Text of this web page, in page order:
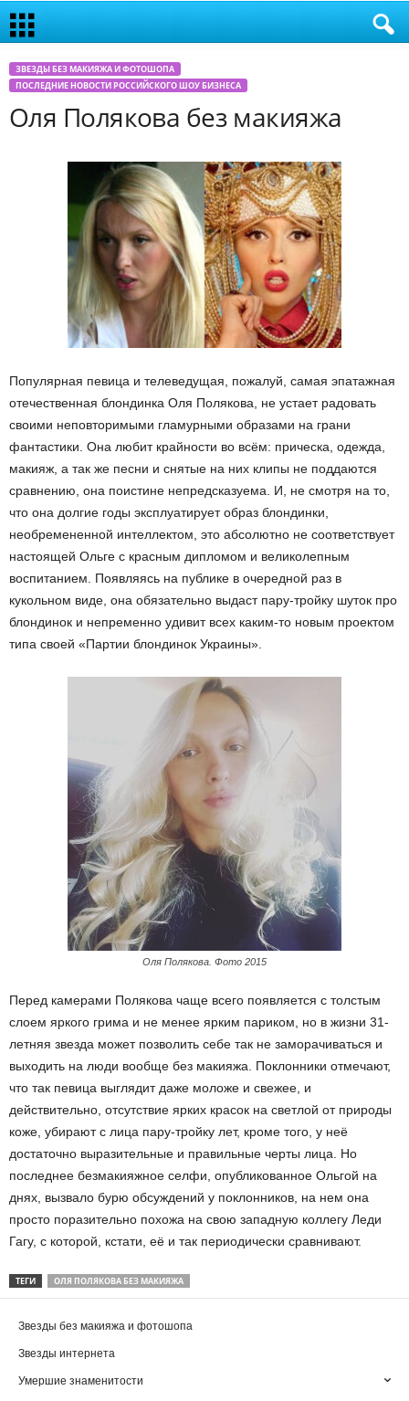
ЗВЕЗДЫ БЕЗ МАКИЯЖА И ФОТОШОПА
ПОСЛЕДНИЕ НОВОСТИ РОССИЙСКОГО ШОУ БИЗНЕСА
Оля Полякова без макияжа
Популярная певица и телеведущая, пожалуй, самая эпатажная
отечественная блондинка Оля Полякова, не устает радовать
своими неповторимыми гламурными образами на грани
фантастики. Она любит крайности во всём: прическа, одежда,
макияж, а так же песни и снятые на них клипы не поддаются
сравнению, она поистине непредсказуема. И, не смотря на то,
что она долгие годы эксплуатирует образ блондинки,
необремененной интеллектом, это абсолютно не соответствует
настоящей Ольге с красным дипломом и великолепным
воспитанием. Появляясь на публике в очередной раз в
кукольном виде, она обязательно выдаст пару-тройку шуток про
блондинок и непременно удивит всех каким-то новым проектом
типа своей «Партии блондинок Украины».
Оля Полякова. Фото 2015
Перед камерами Полякова чаще всего появляется с толстым
слоем яркого грима и не менее ярким париком, но в жизни 31-
летняя звезда может позволить себе так не заморачиваться и
выходить на люди вообще без макияжа. Поклонники отмечают,
что так певица выглядит даже моложе и свежее, и
действительно, отсутствие ярких красок на светлой от природы
коже, убирают с лица пару-тройку лет, кроме того, у неё
достаточно выразительные и правильные черты лица. Но
последнее безмакияжное селфи, опубликованное Ольгой на
днях, вызвало бурю обсуждений у поклонников, на нем она
просто поразительно похожа на свою западную коллегу Леди
Гагу, с которой, кстати, её и так периодически сравнивают.
ТЕГИ ОЛЯ ПОЛЯКОВА БЕЗ МАКИЯЖА
Звезды без макияжа и фотошопа
Звезды интернета
Умершие знаменитости